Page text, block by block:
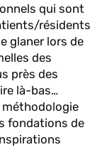
qui sont
résidents
glaner lors de
des
près des
là-bas…
fondations de